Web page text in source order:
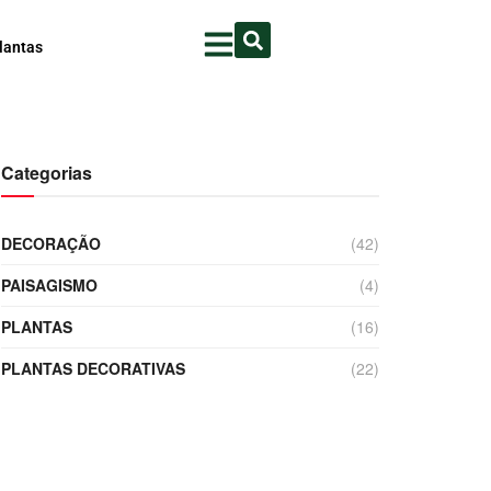
Categorias
DECORAÇÃO
(42)
PAISAGISMO
(4)
PLANTAS
(16)
PLANTAS DECORATIVAS
(22)